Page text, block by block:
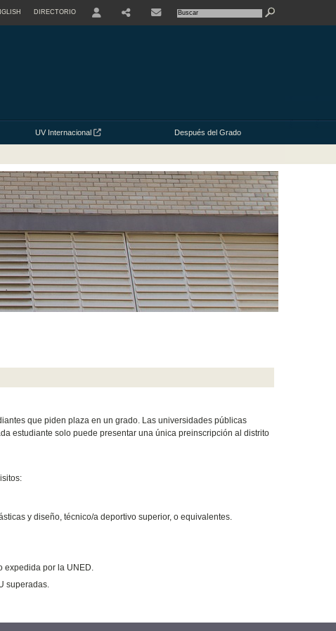
DIRECTORIO
UV Internacional Después del Grado
que piden plaza en un grado. Las universidades públicas
estudiante solo puede presentar una única preinscripción al distrito
y diseño, técnico/a deportivo superior, o equivalentes.
por la UNED.
superadas.